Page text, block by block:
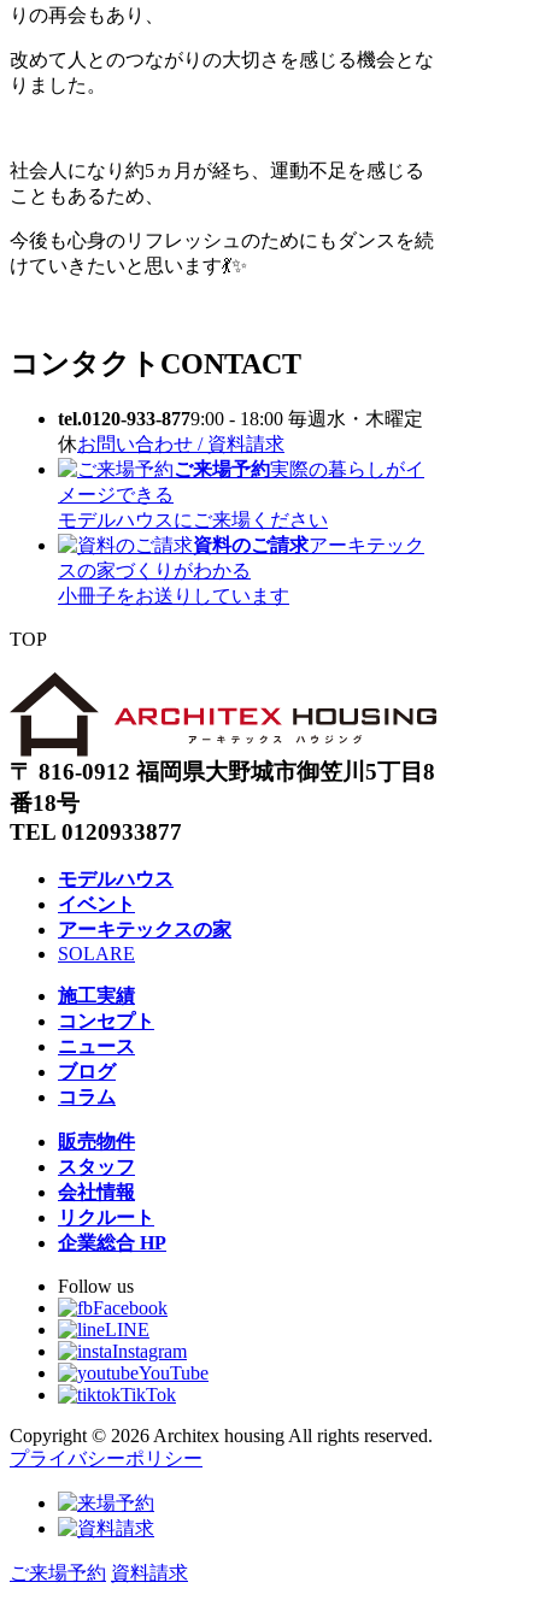
りの再会もあり、
改めて人とのつながりの大切さを感じる機会とな
りました。
社会人になり約5ヵ月が経ち、運動不足を感じる
こともあるため、
今後も心身のリフレッシュのためにもダンスを続
けていきたいと思います💃✨
コンタクト CONTACT
tel.0120-933-8779:00 - 18:00 毎週水・木曜定
休お問い合わせ / 資料請求
ご来場予約実際の暮らしがイ
メージできる
モデルハウスにご来場ください
資料のご請求アーキテック
スの家づくりがわかる
小冊子をお送りしています
TOP
〒 816-0912 福岡県大野城市御笠川5丁目8
番18号
TEL 0120933877
モデルハウス
イベント
アーキテックスの家
SOLARE
施工実績
コンセプト
ニュース
ブログ
コラム
販売物件
スタッフ
会社情報
リクルート
企業総合 HP
Follow us
Facebook
LINE
Instagram
YouTube
TikTok
Copyright © 2026 Architex housing All rights reserved.
プライバシーポリシー
ご来場予約 資料請求